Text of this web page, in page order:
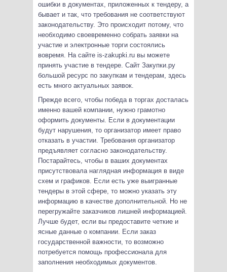
ошибки в документах, приложенных к тендеру, а
бывает и так, что требования не соответствуют
законодательству. Это происходит потому, что
необходимо своевременно собрать заявки на
участие и электронные торги состоялись
вовремя. На сайте is-zakupki.ru вы можете
принять участие в тендере. Сайт Закупки.ру
большой ресурс по закупкам и тендерам, здесь
есть много актуальных заявок.
Прежде всего, чтобы победа в торгах досталась
именно вашей компании, нужно грамотно
оформить документы. Если в документации
будут нарушения, то организатор имеет право
отказать в участии. Требования организатор
предъявляет согласно законодательству.
Постарайтесь, чтобы в ваших документах
присутствовала наглядная информация в виде
схем и графиков. Если есть уже выигранные
тендеры в этой сфере, то можно указать эту
информацию в качестве дополнительной. Но не
перегружайте заказчиков лишней информацией.
Лучше будет, если вы предоставите четкие и
ясные данные о компании. Если заказ
государственной важности, то возможно
потребуется помощь профессионала для
заполнения необходимых документов.